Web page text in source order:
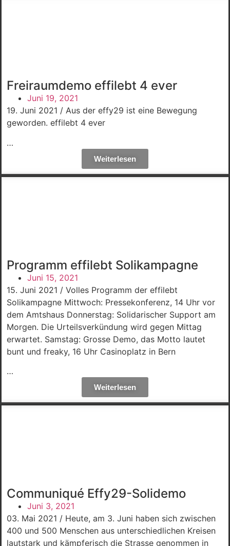
Freiraumdemo effilebt 4 ever
Juni 19, 2021
19. Juni 2021 / Aus der effy29 ist eine Bewegung
geworden. effilebt 4 ever
…
Weiterlesen
Programm effilebt Solikampagne
Juni 15, 2021
15. Juni 2021 / Volles Programm der effilebt
Solikampagne Mittwoch: Pressekonferenz, 14 Uhr vor
dem Amtshaus Donnerstag: Solidarischer Support am
Morgen. Die Urteilsverkündung wird gegen Mittag
erwartet. Samstag: Grosse Demo, das Motto lautet
bunt und freaky, 16 Uhr Casinoplatz in Bern
…
Weiterlesen
Communiqué Effy29-Solidemo
Juni 3, 2021
03. Mai 2021 / Heute, am 3. Juni haben sich zwischen
400 und 500 Menschen aus unterschiedlichen Kreisen
lautstark und kämpferisch die Strasse genommen in